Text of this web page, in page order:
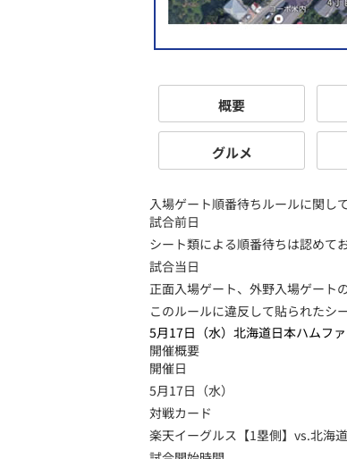
概要
グルメ
入場ゲート順番待ちルールに関し
試合前日
シート類による順番待ちは認めて
試合当日
正面入場ゲート、外野入場ゲート
このルールに違反して貼られたシ
5月17日（水）北海道日本ハムフ
開催概要
開催日
5月17日（水）
対戦カード
楽天イーグルス【1塁側】vs.北海